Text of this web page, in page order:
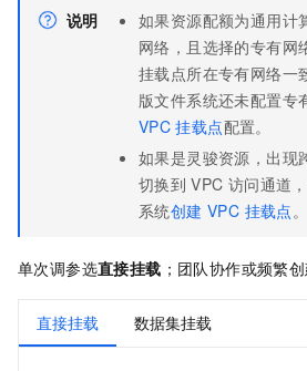
说明
如果资源配额为通用计
网络，且选择的专有网
挂载点所在专有网络一
版文件系统还未配置专
VPC 挂载点配置。
如果是灵骏资源，出现
切换到 VPC 访问通道
系统创建 VPC 挂载点。
单次调参选直接挂载 ；团队协作或频繁
直接挂载 数据集挂载